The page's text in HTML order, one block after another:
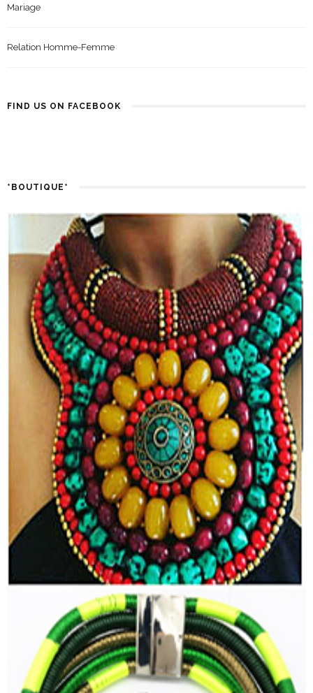
Mariage
Relation Homme-Femme
FIND US ON FACEBOOK
*BOUTIQUE*